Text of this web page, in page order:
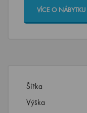
VÍCE O
Šířka
Výška